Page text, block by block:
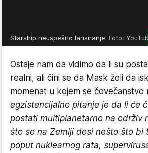
Starship neuspešno lansiranje Foto:
Ostaje nam da vidimo da li su
realni, ali čini se da Mask želi da
momenat u kojem se čovečanstvo
egzistencijalno pitanje je da li će
postati multiplanetarno na održiv
što se na Zemlji desi nešto što bi
poput nuklearnog rata,